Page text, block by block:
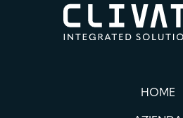
HOME